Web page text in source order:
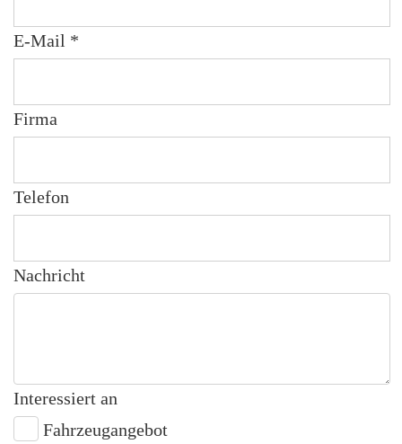
E-Mail *
Firma
Telefon
Nachricht
Interessiert an
Fahrzeugangebot